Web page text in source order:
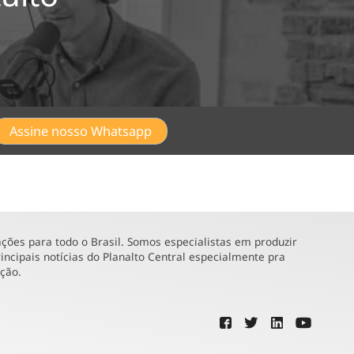
Assine nosso Whatsapp
para todo o Brasil. Somos especialistas em produzir
notícias do Planalto Central especialmente pra